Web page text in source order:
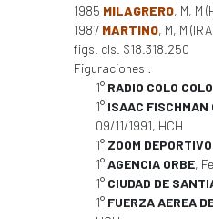
1985 MILAGRERO, M, M
1987 MARTINO, M, M
figs. cls. $18.318.250
Figuraciones :
1° RADIO COLO COLO
1° ISAAC FISCHMAN
09/11/1991, HCH
1° ZOOM DEPORTIVO
1°AGENCIA ORBE,
1° CIUDAD DE
1° FUERZA AEREA